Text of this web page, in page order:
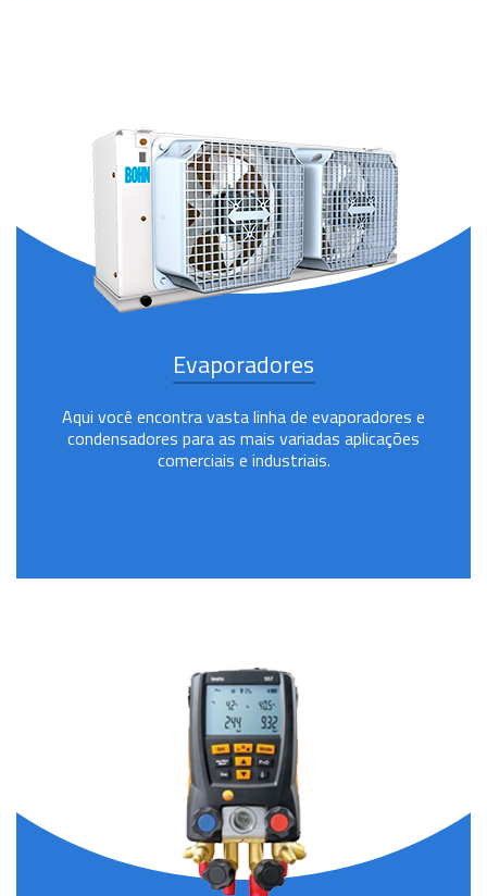
Evaporadores
Aqui você encontra vasta linha de evaporadores e
condensadores para as mais variadas aplicações
comerciais e industriais.